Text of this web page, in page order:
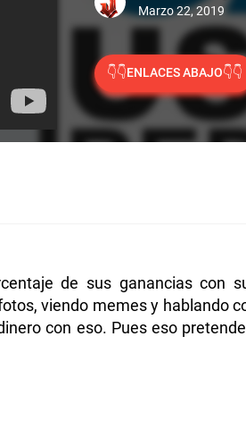
👇👇ENLACES ABAJO👇👇
de sus ganancias con
viendo memes y hablando
con eso. Pues eso